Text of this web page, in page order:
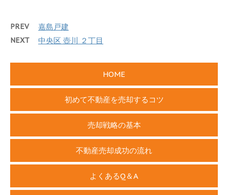
PREV 嘉島戸建
NEXT 中央区 壺川 ２丁目
HOME
初めて不動産を売却するコツ
売却戦略の基本
不動産売却成功の流れ
よくあるQ＆A